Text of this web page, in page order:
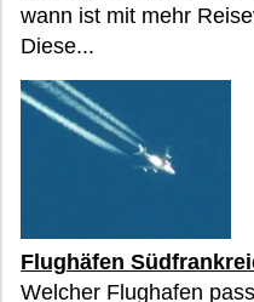
wann ist mit mehr
Diese...
Flughäfen
Welcher Flughafen